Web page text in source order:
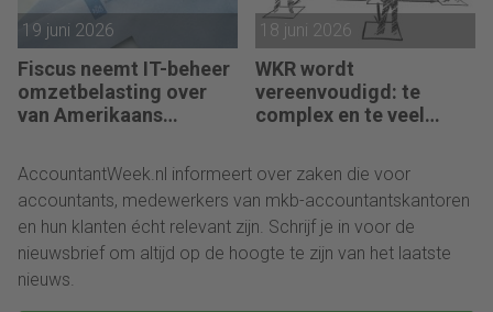
19 juni 2026
Fiscus neemt IT-beheer
omzetbelasting over
van Amerikaans
18 juni 2026
WKR wordt
vereenvoudigd: te
complex en te veel
AccountantWeek.nl informeert over zaken die voor
accountants, medewerkers van mkb-accountantskantoren
en hun klanten écht relevant zijn. Schrijf je in voor de
nieuwsbrief om altijd op de hoogte te zijn van het laatste
nieuws.